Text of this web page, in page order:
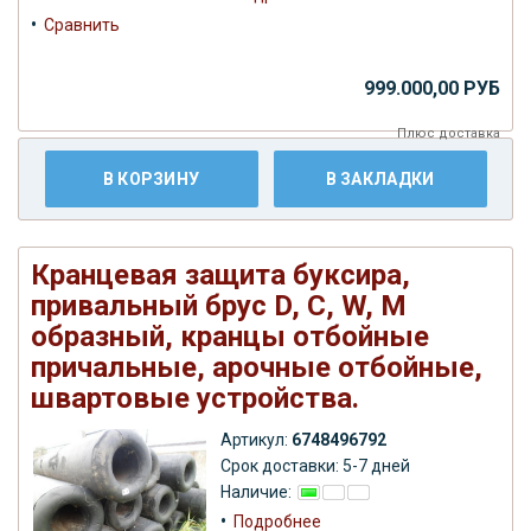
• Сравнить
999.000,00 РУБ
Плюсдоставка
В КОРЗИНУ В ЗАКЛАДКИ
Кранцевая защита буксира,
привальный брус D, С, W, M
образный, кранцы отбойные
причальные, арочные отбойные,
швартовые устройства.
Артикул: 6748496792
Срок доставки: 5-7 дней
Наличие:
• Подробнее